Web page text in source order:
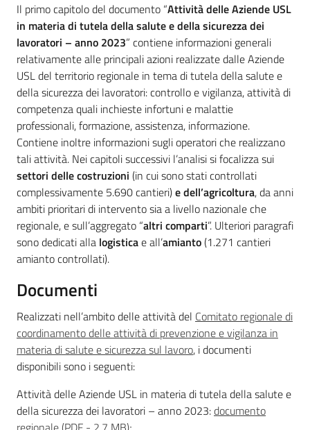
Novità
Servizi
Leggi Atti Bandi
Argomenti
Il primo capitolo del documento “Attività delle Aziende USL
in materia di tutela della salute e della sicurezza dei
lavoratori – anno 2023” contiene informazioni generali
relativamente alle principali azioni realizzate dalle Aziende
USL del territorio regionale in tema di tutela della salute e
della sicurezza dei lavoratori: controllo e vigilanza, attività di
competenza quali inchieste infortuni e malattie
professionali, formazione, assistenza, informazione.
Contiene inoltre informazioni sugli operatori che realizzano
tali attività. Nei capitoli successivi l’analisi si focalizza sui
settori delle costruzioni (in cui sono stati controllati
complessivamente 5.690 cantieri)e dell’agricoltura, da anni
ambiti prioritari di intervento sia a livello nazionale che
regionale, e sull’aggregato “altri comparti”. Ulteriori paragrafi
sono dedicati alla logisticae all’amianto(1.271 cantieri
amianto controllati).
Documenti
Realizzati nell’ambito delle attività del Comitato regionale di
coordinamento delle attività di prevenzione e vigilanza in
materia di salute e sicurezza sul lavoro, i documenti
disponibili sono i seguenti:
Attività delle Aziende USL in materia di tutela della salute e
della sicurezza dei lavoratori – anno 2023:documento